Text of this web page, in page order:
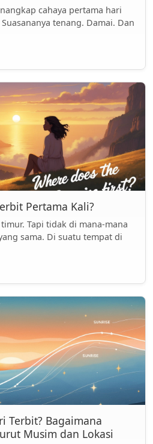
cahaya pertama hari
tenang. Damai. Dan
Pertama Kali?
Tapi tidak di mana-mana
sama. Di suatu tempat di
Terbit? Bagaimana
Musim dan Lokasi